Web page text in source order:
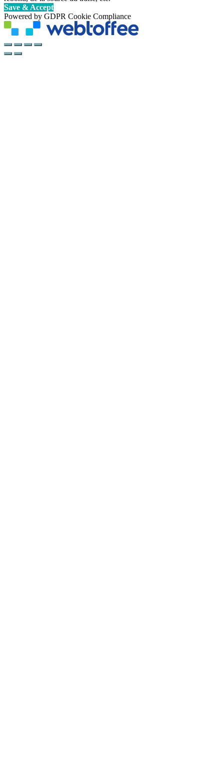
Save & Accept
Powered by GDPR Cookie Compliance